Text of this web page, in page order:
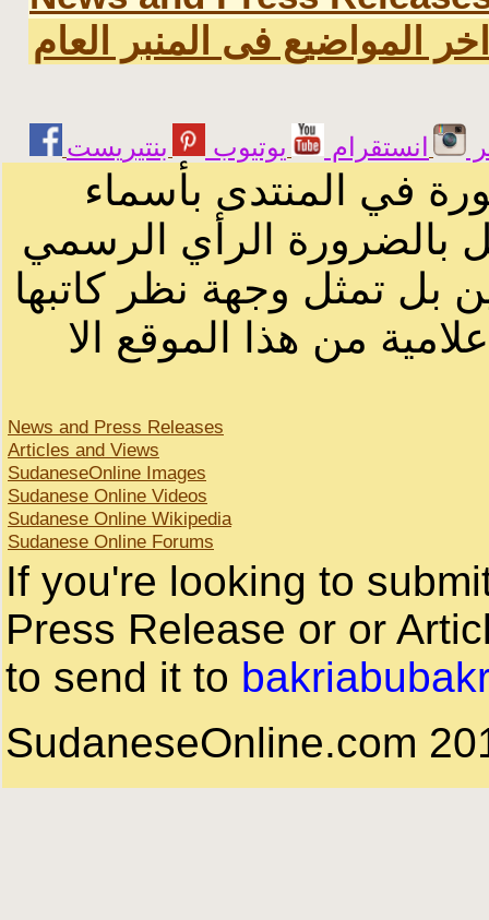
اخر المواضيع فى المنبر العام
انستقرام يوتيوب
في المنتدى بأسماء
بالضرورة الرأي الرسمي
بل تمثل وجهة نظر كاتبها
من هذا الموقع الا
News and Press Releases
Articles and Views
SudaneseOnline Images
Sudanese Online Videos
Sudanese Online Wikipedia
Sudanese Online Forums
If you're looking to
Press Release or or
to send it to